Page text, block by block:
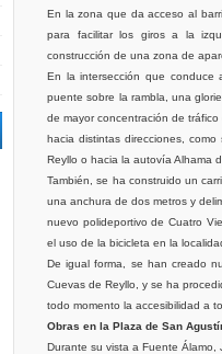
En la zona que da acceso al
para facilitar los giros a la
construcción de una zona de
En la intersección que
puente sobre la rambla, una
de mayor concentración de
hacia distintas direcciones,
Reyllo o hacia la autovía Alhama
También, se ha construido un
una anchura de dos metros y
nuevo polideportivo de Cuatro
el uso de la bicicleta en la
De igual forma, se han creado
Cuevas de Reyllo, y se ha
todo momento la accesibilidad a
Obras en la Plaza de San
Durante su vista a Fuente